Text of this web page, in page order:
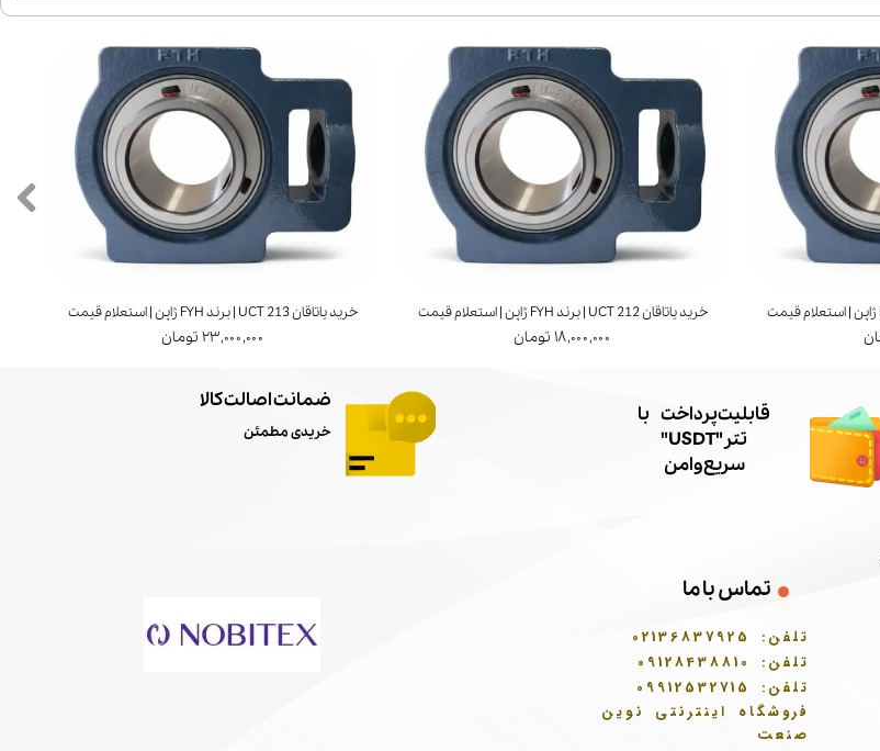
خرید یاتاقان UCT 213 | برند FYH ژاپن | استعلام قیمت
۲۳,۰۰۰,۰۰۰ تومان
خرید یاتاقان UCT 212 | برند FYH ژاپن | استعلام قیمت
۱۸,۰۰۰,۰۰۰ تومان
ضمانت اصالت کالا
خریدی مطمئن
تماس با ما
تلفن:
02136837925
تلفن:
09128438810
تلفن:
09912532715
فروشگاه اینترنتی نوین
صنعت
​قابلیت پرداخت با
تتر"USDT"
سریع و امن